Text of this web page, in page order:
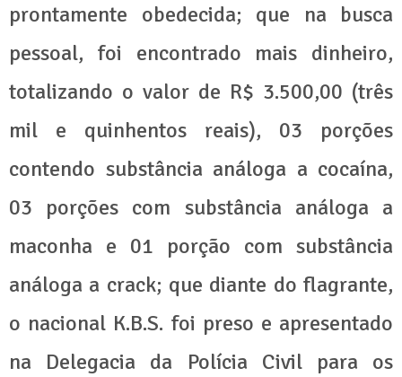
prontamente obedecida; que na busca
pessoal, foi encontrado mais dinheiro,
totalizando o valor de R$ 3.500,00 (três
mil e quinhentos reais), 03 porções
contendo substância análoga a cocaína,
03 porções com substância análoga a
maconha e 01 porção com substância
análoga a crack; que diante do flagrante,
o nacional K.B.S. foi preso e apresentado
na Delegacia da Polícia Civil para os